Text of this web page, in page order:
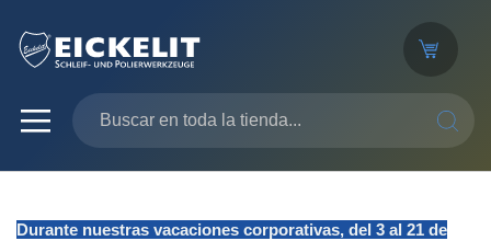
Durante nuestras vacaciones corporativas, del 3 al 21 de